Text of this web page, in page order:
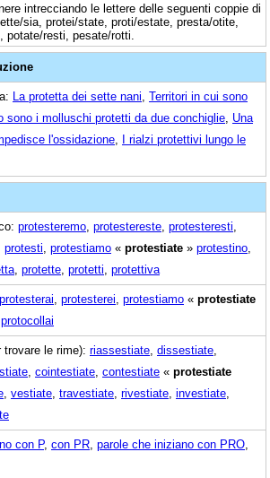
intrecciando le lettere delle seguenti coppie di
sia, protei/state, proti/estate, presta/otite,
resti, pesate/rotti.
La protetta dei sette nani Territori in cui sono
sono i molluschi protetti da due conchiglie Una
l'ossidazione I rialzi protettivi lungo le
protesteremo protestereste protesteresti
protesti protestiamo « protestiate » protestino
protette protetti protettiva
protesterai protesterei protestiamo « protestiate
protocollai
trovare le rime): riassestiate dissestiate
cointestiate contestiate « protestiate
vestiate travestiate rivestiate investiate
con P, con PR parole che iniziano con PRO